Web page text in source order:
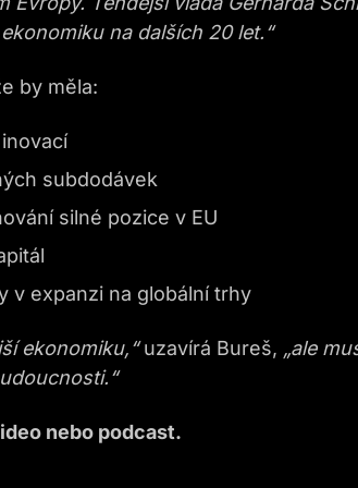
na dalších 20 let.“
by měla:
subdodávek
silné pozice v EU
v expanzi na globální trhy
ekonomiku,“uzavírá Bureš, „ale
nebo podcast.